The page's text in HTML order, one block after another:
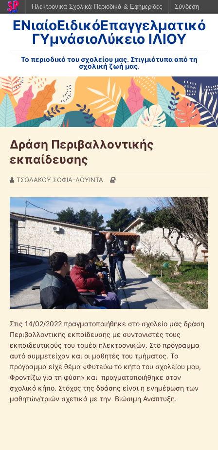
ΕΝιαίοΕιδικόΕπαγγελματικό
ΓΥμνάσιοΛύκειο ΙΛΙΟΥ
Το περιοδικό του σχολείου μας. Στιγμιότυπα από τη
σχολική ζωή μας.
Δράση Περιβαλλοντικής
εκπαίδευσης
ΤΣΟΛΑΚΟΥ ΣΟΦΙΑ-ΛΟΥΙΝΤΑ
Στις 14/02/2022 πραγματοποιήθηκε στο σχολείο μας δράση
Περιβαλλοντικής εκπαίδευσης με συντονιστές τους
εκπαιδευτικούς του τομέα ηλεκτρονικών. Στο πρόγραμμα
αυτό συμμετείχαν και οι μαθητές του τμήματος. Το
πρόγραμμα είχε θέμα «Φυτεύω το κήπο του σχολείου μου,
Φροντίζω για τη φύση» και πραγματοποιήθηκε στον
σχολικό κήπο. Στόχος της δράσης είναι η ενημέρωση των
μαθητών/τριών σχετικά με την Βιώσιμη Ανάπτυξη.
Ηλεκτρονικά Σχολικά Περιοδικά & Εφημερίδες Σύνδεση